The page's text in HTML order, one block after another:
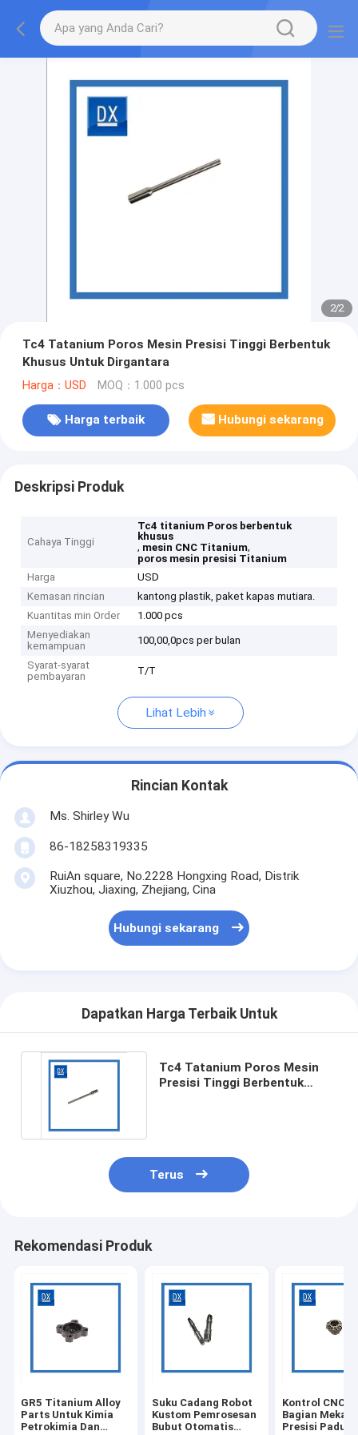
2/2
Tc4 Tatanium Poros Mesin Presisi Tinggi Berbentuk
Khusus Untuk Dirgantara
Harga：USD MOQ：1.000 pcs
Harga terbaik Hubungi sekarang
Deskripsi Produk
Cahaya Tinggi
Tc4 titanium Poros berbentuk
khusus
, mesin CNC Titanium,
poros mesin presisi Titanium
Harga
USD
Kemasan rincian
kantong plastik, paket kapas mutiara.
Kuantitas min Order
1.000 pcs
Menyediakan
kemampuan
100,00,0pcs per bulan
Syarat-syarat
pembayaran
T/T
Lihat Lebih
Rincian Kontak
Ms. Shirley Wu
86-18258319335
RuiAn square, No.2228 Hongxing Road, Distrik
Xiuzhou, Jiaxing, Zhejiang, Cina
Hubungi sekarang
Dapatkan Harga Terbaik Untuk
Tc4 Tatanium Poros Mesin
Presisi Tinggi Berbentuk
Terus
Rekomendasi Produk
GR5 Titanium Alloy
Parts Untuk Kimia
Petrokimia Dan
Suku Cadang Robot
Kustom Pemrosesan
Bubut Otomatis
Kontrol CNC
Bagian
Presisi